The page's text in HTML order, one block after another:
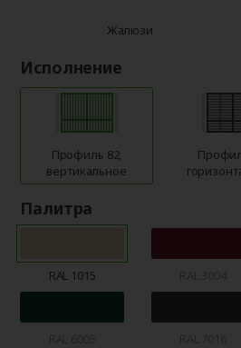
Жалюзи
Исполнение
Профиль 82,
вертикальное
Палитра
RAL 1015